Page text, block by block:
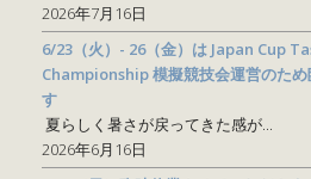
2026年7月16日
6/23（火）- 26（金）は Japan Cup
Championship 模擬競技会運営のため
す
夏らしく暑さが戻ってきた感が...
2026年6月16日